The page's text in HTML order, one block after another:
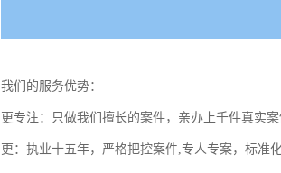
我们的服务优势：
更专注：只做我们擅长的案件，亲办上千件真实
更：执业十五年，严格把控案件,专人专案，标准化